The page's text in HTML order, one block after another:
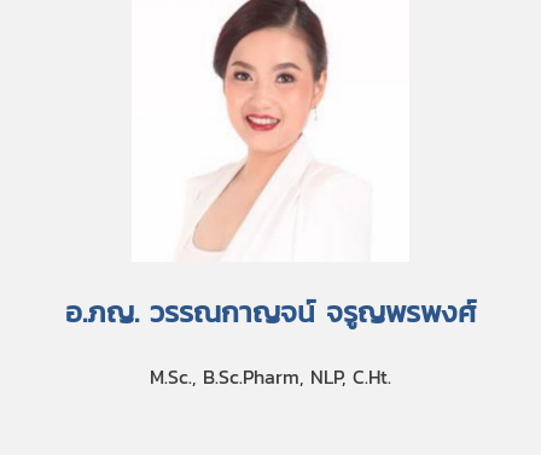
อ.ภญ. วรรณกาญจน์ จรูญพรพงศ์
M.Sc., B.Sc.Pharm, NLP, C.Ht.